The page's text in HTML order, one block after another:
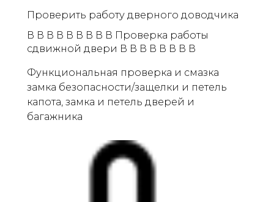
Проверить работу дверного доводчика
В В В В В В В В В Проверка работы
сдвижной двери В В В В В В В В
Функциональная проверка и смазка
замка безопасности/защелки и петель
капота, замка и петель дверей и
багажника